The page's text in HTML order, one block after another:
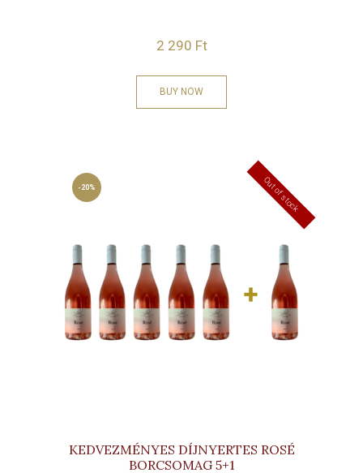
2 290 Ft
BUY NOW
Out of stock
-20%
KEDVEZMÉNYES DÍJNYERTES ROSÉ
BORCSOMAG 5+1